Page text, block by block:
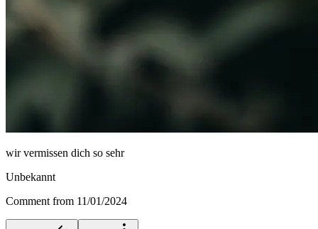
wir vermissen dich so sehr
Unbekannt
Comment from 11/01/2024